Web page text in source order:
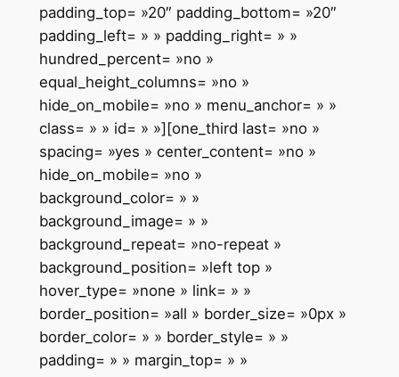
padding_top= »20″ padding_bottom= »20″
padding_left= » » padding_right= » »
hundred_percent= »no »
equal_height_columns= »no »
hide_on_mobile= »no » menu_anchor= » »
class= » » id= » »][one_third last= »no »
spacing= »yes » center_content= »no »
hide_on_mobile= »no »
background_color= » »
background_image= » »
background_repeat= »no-repeat »
background_position= »left top »
hover_type= »none » link= » »
border_position= »all » border_size= »0px »
border_color= » » border_style= » »
padding= » » margin_top= » »